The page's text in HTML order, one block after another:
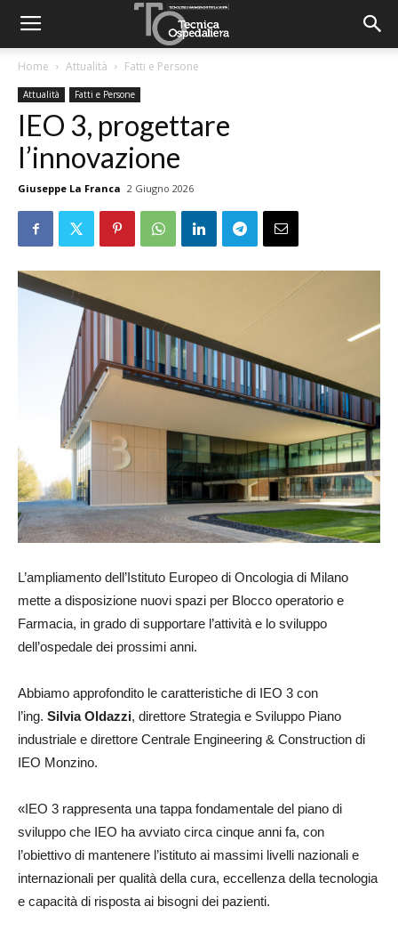
Home Attualità Fatti e Persone
Attualità Fatti e Persone
IEO 3, progettare
l’innovazione
Giuseppe La Franca 2 Giugno 2026
L’ampliamento dell’Istituto Europeo di Oncologia di Milano
mette a disposizione nuovi spazi per Blocco operatorio e
Farmacia, in grado di supportare l’attività e lo sviluppo
dell’ospedale dei prossimi anni.
Abbiamo approfondito le caratteristiche di IEO 3 con
l’ing. Silvia Oldazzi, direttore Strategia e Sviluppo Piano
industriale e direttore Centrale Engineering & Construction di
IEO Monzino.
«IEO 3 rappresenta una tappa fondamentale del piano di
sviluppo che IEO ha avviato circa cinque anni fa, con
l’obiettivo di mantenere l’istituto ai massimi livelli nazionali e
internazionali per qualità della cura, eccellenza della tecnologia
e capacità di risposta ai bisogni dei pazienti.